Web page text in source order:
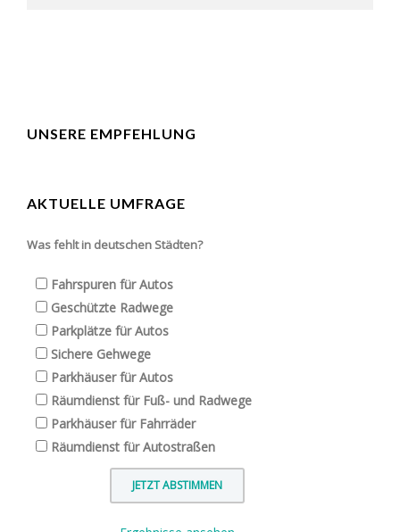
UNSERE EMPFEHLUNG
AKTUELLE UMFRAGE
Was fehlt in deutschen Städten?
Fahrspuren für Autos
Geschützte Radwege
Parkplätze für Autos
Sichere Gehwege
Parkhäuser für Autos
Räumdienst für Fuß- und Radwege
Parkhäuser für Fahrräder
Räumdienst für Autostraßen